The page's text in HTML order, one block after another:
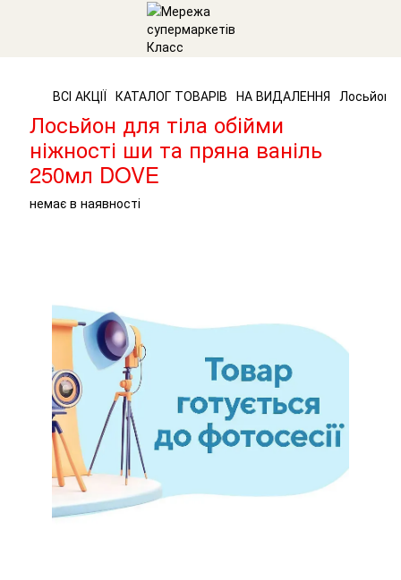
ВСІ АКЦІЇ КАТАЛОГ ТОВАРІВ НА ВИДАЛЕННЯ Лосьйон
Лосьйон для тіла обійми
ніжності ши та пряна ваніль
250мл DOVE
немає в наявності